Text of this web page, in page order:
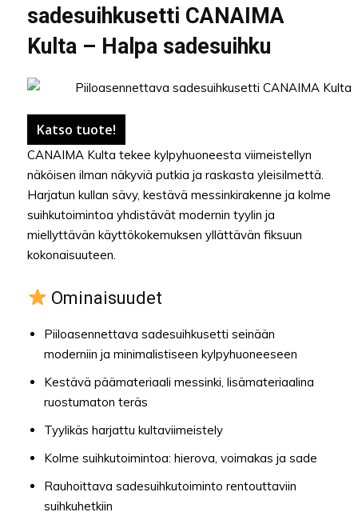
sadesuihkusetti CANAIMA
Kulta – Halpa sadesuihku
Katso tuote!
CANAIMA Kulta tekee kylpyhuoneesta viimeistellyn
näköisen ilman näkyviä putkia ja raskasta yleisilmettä.
Harjatun kullan sävy, kestävä messinkirakenne ja kolme
suihkutoimintoa yhdistävät modernin tyylin ja
miellyttävän käyttökokemuksen yllättävän fiksuun
kokonaisuuteen.
Ominaisuudet
Piiloasennettava sadesuihkusetti seinään
moderniin ja minimalistiseen kylpyhuoneeseen
Kestävä päämateriaali messinki, lisämateriaalina
ruostumaton teräs
Tyylikäs harjattu kultaviimeistely
Kolme suihkutoimintoa: hierova, voimakas ja sade
Rauhoittava sadesuihkutoiminto rentouttaviin
suihkuhetkiin